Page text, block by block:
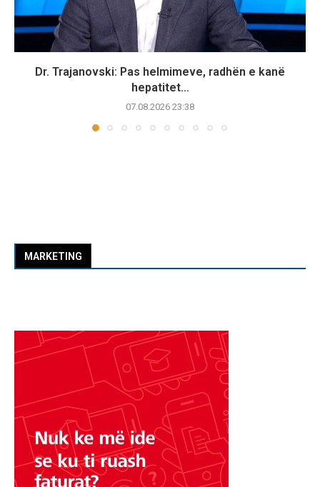
Dr. Trajanovski: Pas helmimeve, radhën e kanë
hepatitet...
07.08.2026 23:38
MARKETING